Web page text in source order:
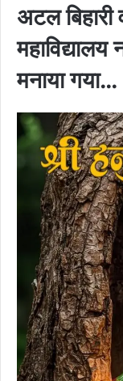
अटल
महाविद्यालय
मनाया गया…